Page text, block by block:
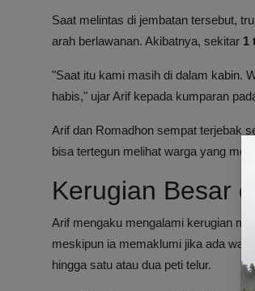
Saat melintas di jembatan tersebut,
arah berlawanan. Akibatnya, sekitar 1
"Saat itu kami masih di dalam kabin.
habis," ujar Arif kepada kumparan
Arif dan Romadhon sempat terjebak
bisa tertegun melihat warga yang
Kerugian Besar
Arif mengaku mengalami kerugian
meskipun ia memaklumi jika ada
hingga satu atau dua peti telur.